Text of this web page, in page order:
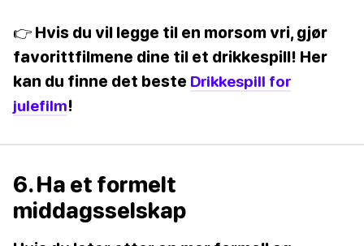
👉 Hvis du vil legge til en morsom vri, gjør
favorittfilmene dine til et drikkespill! Her
kan du finne det beste Drikkespill for
julefilm!
6. Ha et formelt
middagsselskap